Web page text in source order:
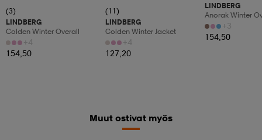
(3)
LINDBERG
Colden Winter Overall
+4
154,50
(11)
LINDBERG
Colden Winter Jacket
+4
127,20
LINDBERG
Anorak Winter
+3
154,50
Muut ostivat myös